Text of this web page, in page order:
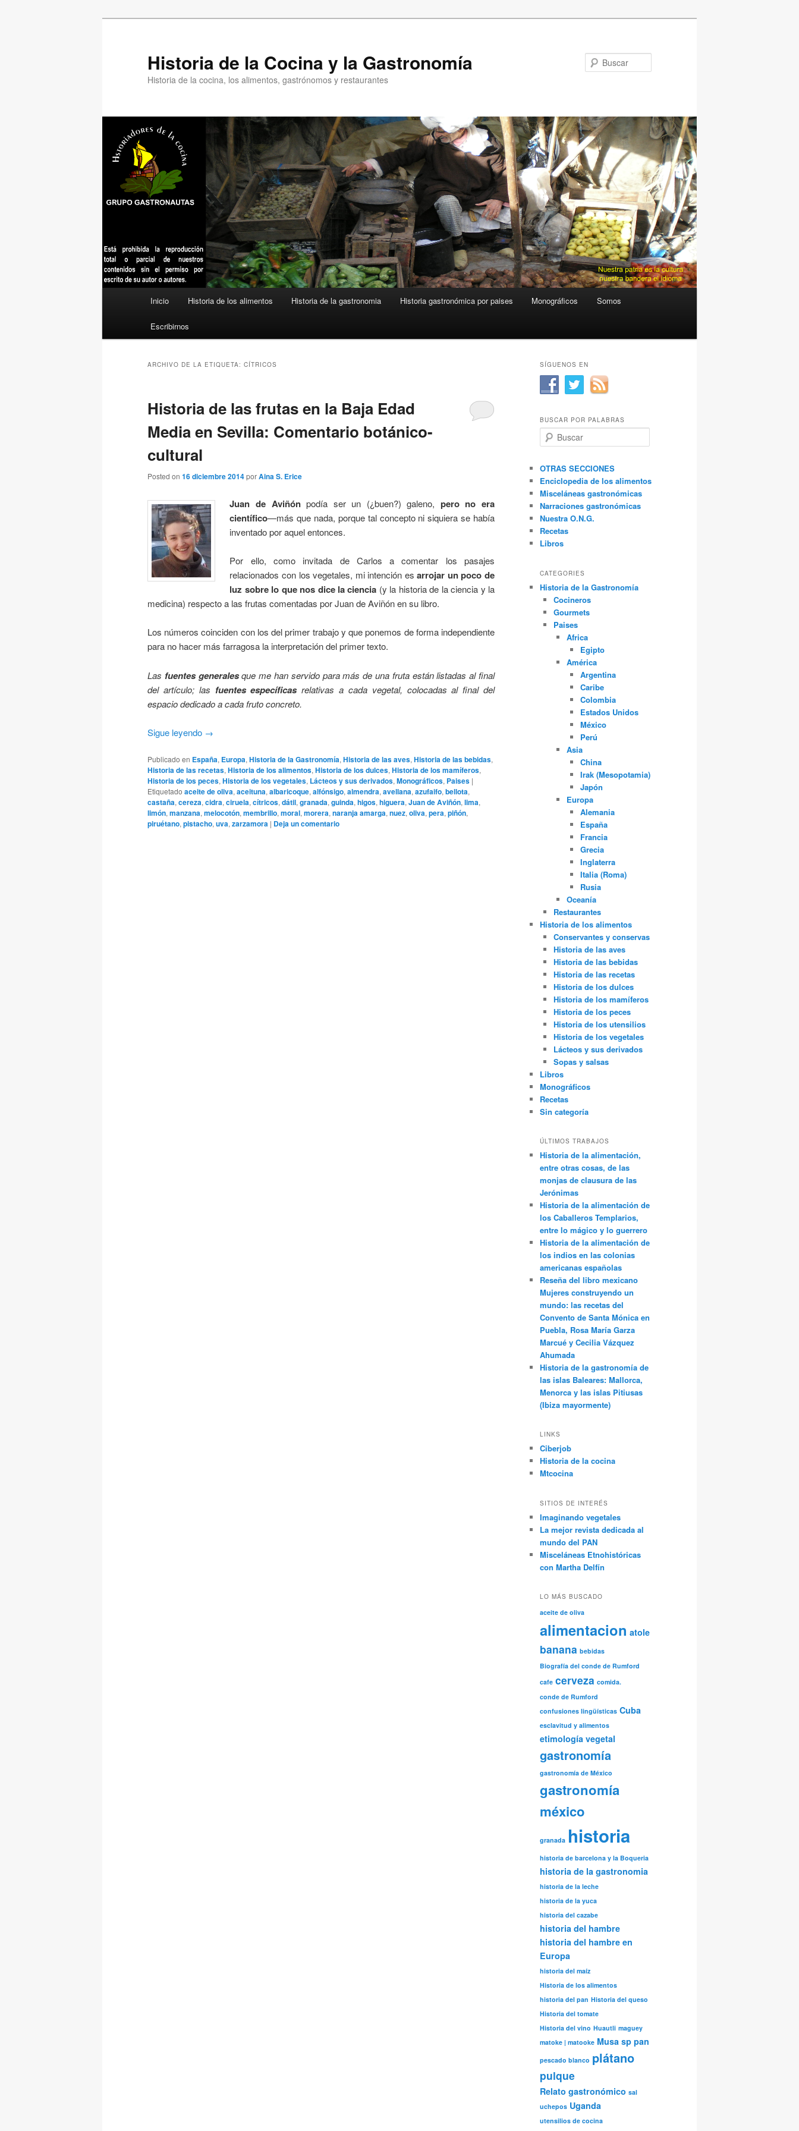
Historia de la Cocina y la Gastronomía
Historia de la cocina, los alimentos, gastrónomos y restaurantes
Inicio Historia de los alimentos Historia de la gastronomia Historia gastronómica por paises Monográficos Somos
Escribirnos
ARCHIVO DE LA ETIQUETA: CÍTRICOS
Historia de las frutas en la Baja Edad
Media en Sevilla: Comentario botánico-
cultural
Posted on 16 diciembre 2014porAina S. Erice
Juan de Aviñónpodía ser un (¿buen?) galeno, pero no era
científico—más que nada, porque tal concepto ni siquiera se había
inventado por aquel entonces.
Por ello, como invitada de Carlos a comentar los pasajes
relacionados con los vegetales, mi intención esarrojar un poco de
luz sobre lo que nos dice la ciencia (y la historia de la ciencia y la
medicina) respecto a las frutas comentadas por Juan de Aviñón en su libro.
Los números coinciden con los del primer trabajo y que ponemos de forma independiente
para no hacer más farragosa la interpretación del primer texto.
Las fuentes generalesque me han servido para más de una fruta están listadas al final
del artículo; las fuentes específicasrelativas a cada vegetal, colocadas al final del
espacio dedicado a cada fruto concreto.
Sigue leyendo →
Publicado en España, Europa,Historia de la Gastronomía,Historia de las aves,Historia de las bebidas,
Historia de las recetas,Historia de los alimentos,Historia de los dulces,Historia de los mamíferos,
Historia de los peces,Historia de los vegetales, Lácteos y sus derivados,Monográficos, Paises |
Etiquetado aceite de oliva,aceituna,albaricoque,alfónsigo,almendra,avellana,azufaifo,bellota,
castaña,cereza,cidra,ciruela,cítricos,dátil,granada,guinda,higos,higuera,Juan de Aviñón,lima,
limón,manzana,melocotón,membrillo,moral,morera,naranja amarga,nuez,oliva,pera,piñón,
piruétano,pistacho,uva,zarzamora | Deja un comentario
SÍGUENOS EN
BUSCAR POR PALABRAS
u
c
a
r
OTRAS SECCIONES
Enciclopedia de los alimentos
Misceláneas gastronómicas
Narraciones gastronómicas
Nuestra O.N.G.
Recetas
Libros
CATEGORIES
Historia de la Gastronomía
Cocineros
Gourmets
Paises
Africa
Egipto
América
Argentina
Caribe
Colombia
Estados Unidos
México
Perú
Asia
China
Irak (Mesopotamia)
Japón
Europa
Alemania
España
Francia
Grecia
Inglaterra
Italia (Roma)
Rusia
Oceanía
Restaurantes
Historia de los alimentos
Conservantes y conservas
Historia de las aves
Historia de las bebidas
Historia de las recetas
Historia de los dulces
Historia de los mamíferos
Historia de los peces
Historia de los utensilios
Historia de los vegetales
Lácteos y sus derivados
Sopas y salsas
Libros
Monográficos
Recetas
Sin categoría
ÚLTIMOS TRABAJOS
Historia de la alimentación,
entre otras cosas, de las
monjas de clausura de las
Jerónimas
Historia de la alimentación de
los Caballeros Templarios,
entre lo mágico y lo guerrero
Historia de la alimentación de
los indios en las colonias
americanas españolas
Reseña del libro mexicano
Mujeres construyendo un
mundo: las recetas del
Convento de Santa Mónica en
Puebla, Rosa María Garza
Marcué y Cecilia Vázquez
Ahumada
Historia de la gastronomía de
las islas Baleares: Mallorca,
Menorca y las islas Pitiusas
(Ibiza mayormente)
LINKS
Ciberjob
Historia de la cocina
Mtcocina
SITIOS DE INTERÉS
Imaginando vegetales
La mejor revista dedicada al
mundo del PAN
Misceláneas Etnohistóricas
con Martha Delfín
LO MÁS BUSCADO
aceite de oliva
alimentacion atole
banana bebidas
Biografía del conde de Rumford
cafe cerveza comida.
conde de Rumford
confusiones lingüísticas Cuba
esclavitud y alimentos
etimología vegetal
gastronomía
gastronomía de México
gastronomía
méxico
granada historia
historia de barcelona y la Boqueria
historia de la gastronomia
historia de la leche
historia de la yuca
historia del cazabe
historia del hambre
historia del hambre en
Europa
historia del maíz
Historia de los alimentos
historia del pan Historia del queso
Historia del tomate
Historia del vino Huautli maguey
matoke | matooke Musa sp pan
pescado blanco plátano
pulque
Relato gastronómico sal
uchepos Uganda
utensilios de cocina